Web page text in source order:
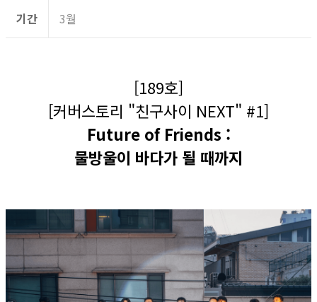
기간 3월
[189호]
[커버스토리 "친구사이 NEXT" #1]
Future of Friends :
물방울이 바다가 될 때까지